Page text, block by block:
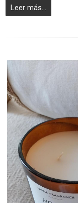
Leer más...